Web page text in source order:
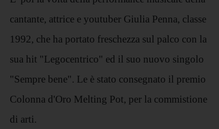
cantante, attrice e youtuber Giulia Penna, classe
1992, che ha portato freschezza sul palco con la
sua hit "Legocentrico" ed il suo nuovo singolo
"Sempre bene". Le è stato consegnato il premio
Colonna d'Oro Melting Pot, per la commistione
di arti.